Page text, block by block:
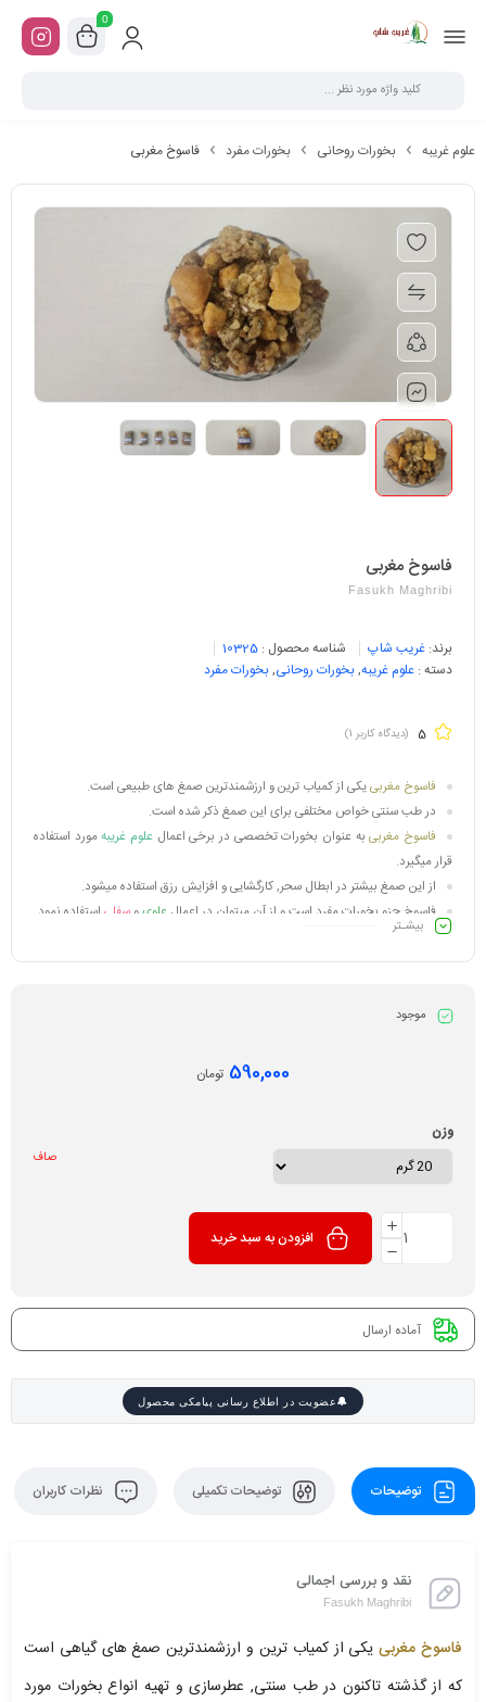
0
علوم غریبه بخورات روحانی بخورات مفرد فاسوخ مغربی
فاسوخ مغربی
Fasukh Maghribi
برند: غریب شاپ شناسه محصول : 10325
دسته : علوم غریبه,بخورات روحانی,بخورات مفرد
5 (دیدگاه کاربر 1
)
فاسوخ مغربییکی از کمیاب ترین و ارزشمندترین صمغ های طبیعی است.
در طب سنتی خواص مختلفی برای این صمغ ذکر شده است.
فاسوخ مغربیبه عنوان بخورات تخصصی در برخی اعمال علوم غریبهمورد استفاده
قرار میگیرد.
از این صمغ بیشتر در ابطال سحر, کارگشایی و افزایش رزق استفاده میشود.
فاسوخ جزو بخورات مفرد است و از آن میتوان در اعمال علویو سفلی استفاده نمود.
بیشـتر
موجود
590,000 تومان
وزن
صاف
افزودن به سبد خرید
آماده ارسال
عضویت در اطلاع رسانی پیامکی محصول
توضیحات توضیحات تکمیلی نظرات کاربران
نقد و بررسی اجمالی
Fasukh Maghribi
فاسوخ مغربییکی از کمیاب ترین و ارزشمندترین صمغ های گیاهی است
که از گذشته تاکنون در طب سنتی, عطرسازی و تهیه انواع بخورات مورد